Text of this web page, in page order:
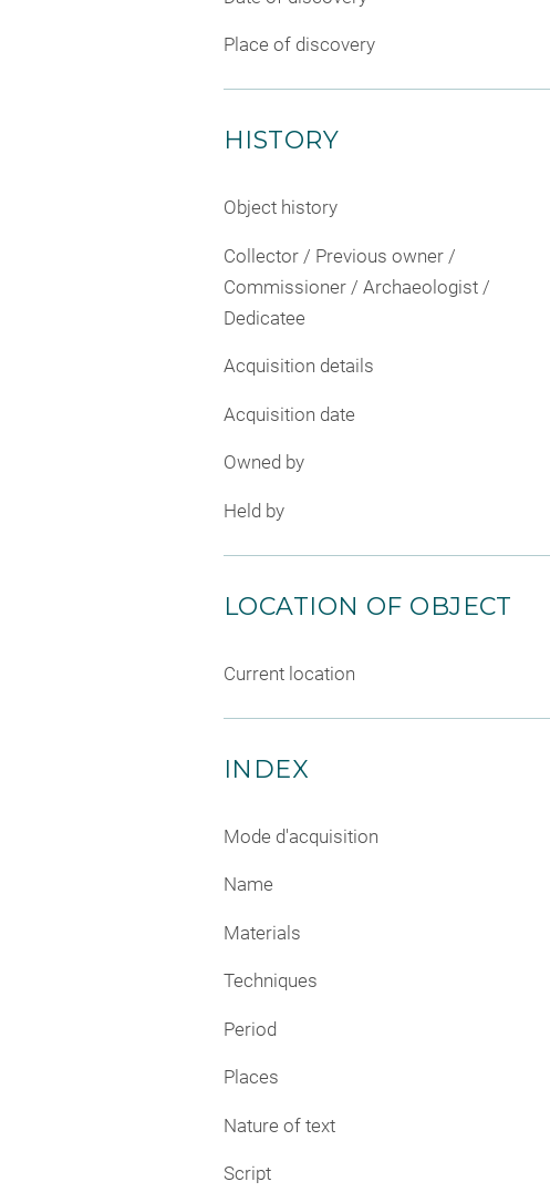
Place of discovery
HISTORY
Object history
Collector / Previous owner /
Commissioner / Archaeologist /
Dedicatee
Acquisition details
Acquisition date
Owned by
Held by
LOCATION OF OBJECT
Current location
INDEX
Mode d'acquisition
Name
Materials
Techniques
Period
Places
Nature of text
Script